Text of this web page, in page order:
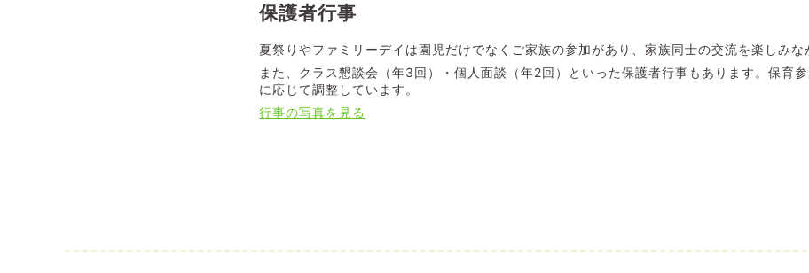
保護者行事
夏祭りやファミリーデイは園児だけでなくご家族の参加があり、家族同士の交流を楽しみな
また、クラス懇談会（年3回）・個人面談（年2回）といった保護者行事もあります。保育
に応じて調整しています。
行事の写真を見る